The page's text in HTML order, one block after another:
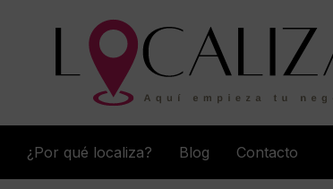
¿Por qué localiza? Blog Contacto